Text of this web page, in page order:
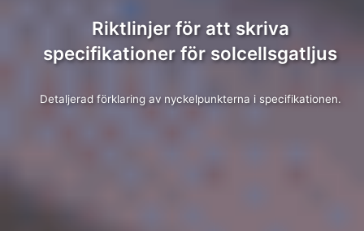
Riktlinjer för att skriva
specifikationer för solcellsgatljus
Detaljerad förklaring av nyckelpunkterna i specifikationen.